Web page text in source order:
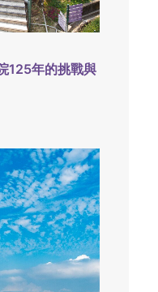
125年的挑戰與